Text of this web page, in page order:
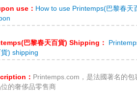
use： How to use Printemps(巴黎春天
巴黎春天百貨) Shipping：
貨) shipping
： Printemps.com，是法國著名的包
的奢侈品零售商